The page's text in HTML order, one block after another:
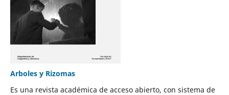
Arboles y Rizomas
Es una revista académica de acceso abierto, con sistema de